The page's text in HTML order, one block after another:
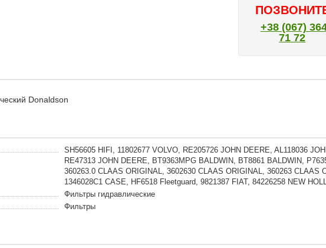
+38 (067)
71 72
Donaldson
SH56605 HIFI, 11802677 VOLVO, RE205726 JOHN DEERE, AL118036
RE47313 JOHN DEERE, BT9363MPG BALDWIN, BT8861 BALDWIN,
360263.0 CLAAS ORIGINAL, 3602630 CLAAS ORIGINAL, 360263
1346028C1 CASE, HF6518 Fleetguard, 9821387 FIAT, 84226258 NEW
Фильтры гидравлические
Фильтры